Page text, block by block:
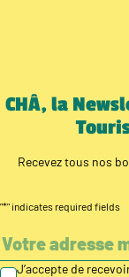
CHÂ, la
Recevez tous nos
"*" indicates required fields
J’accepte de